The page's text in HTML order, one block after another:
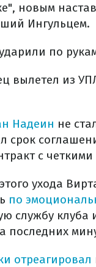
новым
Ингульцем.
по
вылетел из
Надеин не
срок
с
ухода
по
службу
отреагировал